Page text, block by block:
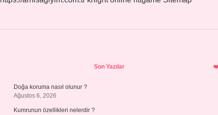
Son Yazılar
Doğa koruma nasıl olunur ?
Ağustos 6, 2026
Kumrunun özellikleri nelerdir ?